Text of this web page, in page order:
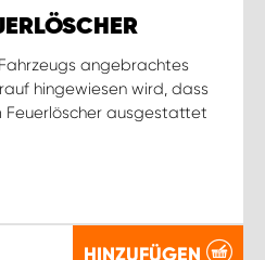
angebrachtes
hingewiesen wird, dass
Feuerlöscher ausgestattet
HINZUFÜGEN